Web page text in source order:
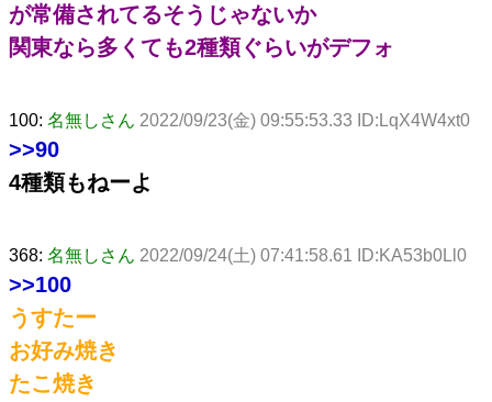
が常備されてるそうじゃないか
関東なら多くても2種類ぐらいがデフォ
100: 名無しさん 2022/09/23(金) 09:55:53.33 ID:LqX4W4xt0
>>90
4種類もねーよ
368: 名無しさん 2022/09/24(土) 07:41:58.61 ID:KA53b0Ll0
>>100
うすたー
お好み焼き
たこ焼き